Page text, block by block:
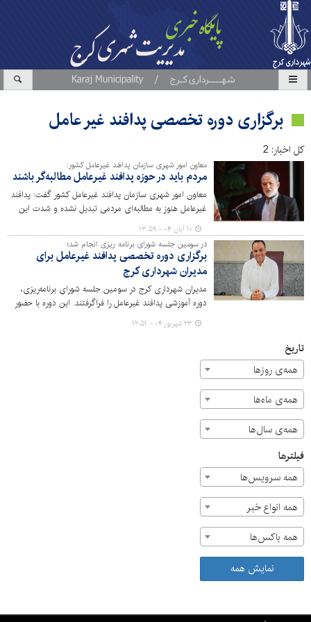
برگزاری دوره تخصصی پدافند غیر عامل
کل اخبار: 2
معاون امور شهری سازمان پدافند غیرعامل کشور:
مردم باید در حوزه پدافند غیرعامل مطالبه‌گر باشند
معاون امور شهری سازمان پدافند غیرعامل کشور گفت: پدافند
غیرعامل هنوز به مطالبه‌ای مردمی تبدیل نشده و شدت این
مطالبه در سطح جامعه کافی نیست که این مسئله باید اصلاح
شود.
۱۰ آبان ۰۴ - ۱۳:۵۹
در سومین جلسه شورای برنامه ریزی انجام شد؛
برگزاری دوره تخصصی پدافند غیرعامل برای
مدیران شهرداری کرج
مدیران شهرداری کرج در سومین جلسه شورای برنامه‌ریزی،
دوره آموزشی پدافند غیرعامل را فراگرفتند. این دوره با حضور
دکتر قندچی معاون امور شهری و کلانشهرهای سازمان پدافند
غیرعامل کشور، مهرداد کیانی شهردار کرج و مدیران مناطق و
۲۳ شهریور ۰۴ - ۱۲:۵۱
تاریخ
همه‌ی روزها
همه‌ی ماه‌ها
همه‌ی سال‌ها
فیلترها
همه سرویس‌ها
همه انواع خبر
همه باکس‌ها
نمایش همه